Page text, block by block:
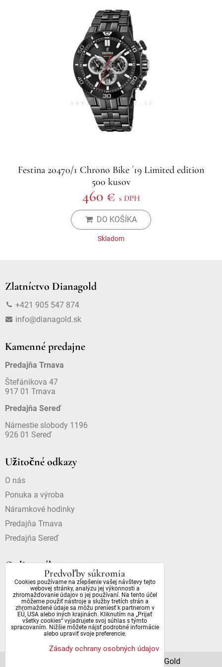
Festina 20470/1 Chrono Bike ´19 Limited edition
500 kusov
460 € s DPH
DO KOŠÍKA
Skladom
Zlatníctvo Dianagold
+421 905 547 874
info@dianagold.sk
Kamenné predajne
Predajňa Trnava
Štefánikova 47
917 01 Trnava
Predajňa Sereď
Námestie slobody 1196
926 01 Sereď
Užitočné odkazy
O nás
Ponuka a výroba
Náramkové hodinky
Predajňa Trnava
Predajňa Sereď
Online nákup
Doprava a platba
Dostupnosť a dôležité informácie
Obchodné podmienky
Ochrana osobných údajov
© 2022 All Rights Reserved | DianaGold
Predvoľby súkromia
Cookies používame na zlepšenie vašej návštevy tejto
webovej stránky, analýzu jej výkonnosti a
zhromažďovanie údajov o jej používaní. Na tento účel
môžeme použiť nástroje a služby tretích strán a
zhromaždené údaje sa môžu preniesť k partnerom v
EÚ, USA alebo iných krajinách. Kliknutím na „Prijať
všetky cookies“ vyjadrujete svoj súhlas s týmto
spracovaním. Nižšie môžete nájsť podrobné informácie
alebo upraviť svoje preferencie.
Zásady ochrany osobných údajov